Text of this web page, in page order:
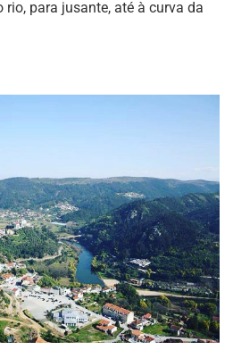
para jusante, até à curva da